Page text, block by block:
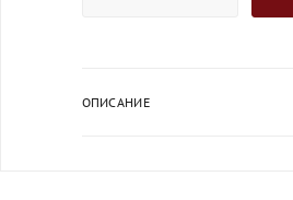
ОПИСАНИЕ